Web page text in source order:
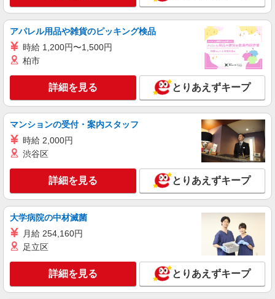
キープ 詳細を見る
アルバイト パート
ケンタッキーフライドチキン ユアエルム京成八千代台店
カウンター・キッチンスタッフ ＜優先募集日
時＞土日祝 フルタイム
時給1150円 ＜高校生＞時給1150円
千葉県八千代市八千代台東1-1-10
キープ 詳細を見る
アルバイト パート
SOMPOケア ラヴィーレ 八千代
調理・食器洗浄・発注
時給1200円〜1350円 ※経験等による ★早朝時
給（5:00〜8:00）時給＋100円 ★希望収入があり
ましたら、ご相談いただければ希望条件に合うか
の確認もいたします。 ★時間外手当別途支給 ★上
記金額は働きがい向上手当を含みます。 ★働きが
い向上手当※26年6月改定（地域により異なる）
社会保険加入者は更に＋50円
キープ 詳細を見る
アルバイト パート
アパレル用品や雑貨のピッキング検品
時給 1,200円〜1,500円
柏市
詳細を見る とりあえずキープ
マンションの受付・案内スタッフ
時給 2,000円
渋谷区
詳細を見る とりあえずキープ
大学病院の中材滅菌
月給 254,160円
足立区
詳細を見る とりあえずキープ